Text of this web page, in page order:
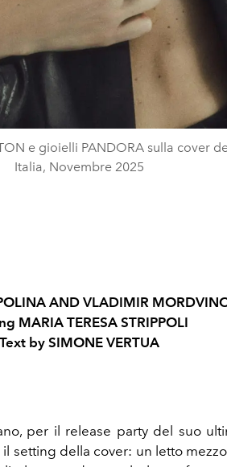
e gioielli PANDORA sulla cover de
Italia, Novembre 2025
AND VLADIMIR
MARIA TERESA STRIPPOLI
Text by SIMONE VERTUA
per il release party del suo
setting della cover: un letto